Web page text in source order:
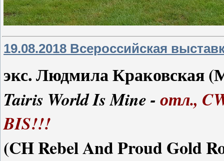
19.08.2018 Всероссийская
экс. Людмила Краковская
Tairis World Is Mine - отл.,
BIS!!!
(CH Rebel And Proud Gold